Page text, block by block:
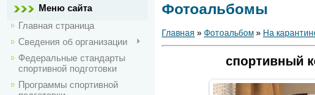
Меню сайта
Главная страница
Сведения об организации
Федеральные стандарты
спортивной подготовки
Программы спортивной
Фотоальбомы
Главная » Фотоальбом » На
спортивный